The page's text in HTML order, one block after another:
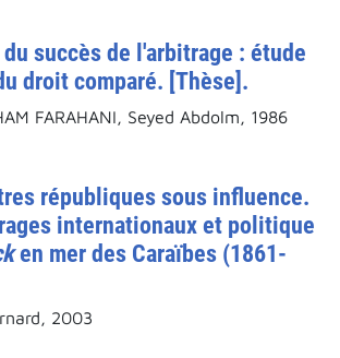
succès de l'arbitrage : étude
droit comparé. [Thèse].
FARAHANI, Seyed Abdolm, 1986
républiques sous influence.
internationaux et politique
en mer des Caraïbes (1861-
2003